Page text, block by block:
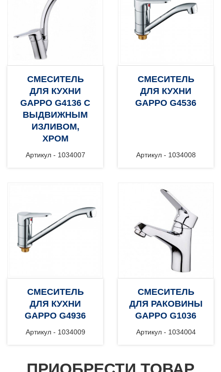
СМЕСИТЕЛЬ
ДЛЯ КУХНИ
GAPPO G4136 С
ВЫДВИЖНЫМ
ИЗЛИВОМ,
ХРОМ
Артикул - 1034007
СМЕСИТЕЛЬ
ДЛЯ КУХНИ
GAPPO G4536
Артикул - 1034008
СМЕСИТЕЛЬ
ДЛЯ КУХНИ
GAPPO G4936
Артикул - 1034009
СМЕСИТЕЛЬ
ДЛЯ РАКОВИНЫ
GAPPO G1036
Артикул - 1034004